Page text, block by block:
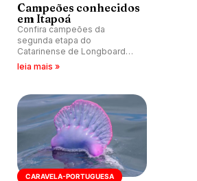
Campeões conhecidos
em Itapoá
Confira campeões da
segunda etapa do
Catarinense de Longboard
2024, disputado na Terceira
categoria Profissional.
leia mais »
CARAVELA-PORTUGUESA